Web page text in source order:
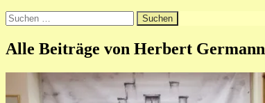
Suchen
nach:
Alle Beiträge von Herbert Germann